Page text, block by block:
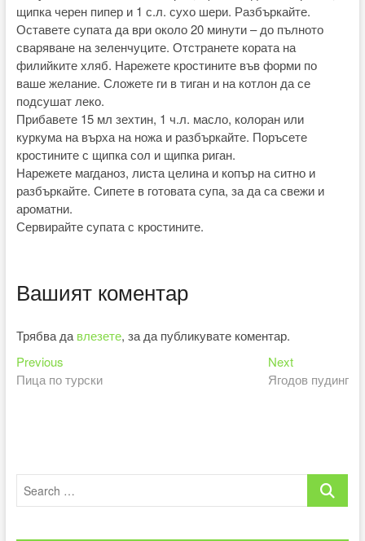
щипка черен пипер и 1 с.л. сухо шери. Разбъркайте.
Оставете супата да ври около 20 минути – до пълното
сваряване на зеленчуците. Отстранете кората на
филийките хляб. Нарежете кростините във форми по
ваше желание. Сложете ги в тиган и на котлон да се
подсушат леко.
Прибавете 15 мл зехтин, 1 ч.л. масло, колоран или
куркума на върха на ножа и разбъркайте. Поръсете
кростините с щипка сол и щипка риган.
Нарежете магданоз, листа целина и копър на ситно и
разбъркайте. Сипете в готовата супа, за да са свежи и
ароматни.
Сервирайте супата с кростините.
Вашият коментар
Трябва да влезете, за да публикувате коментар.
Навигация
PreviousPrevious
post:
Пица по турски
NextNext
post:
Ягодов пудинг
Search